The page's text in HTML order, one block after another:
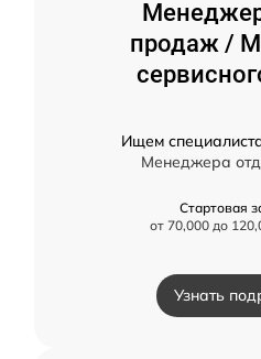
продаж /
Ищем
Менеджера
Стартовая
от 70,000 до
Узнать